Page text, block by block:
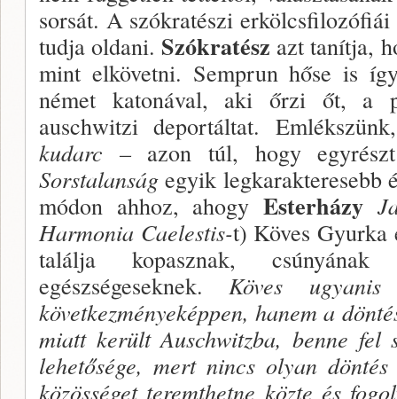
sorsát. A szókratészi
tudja oldani. Szókra­tész azt tanítja,
mint elkövetni. Semprun hőse is
német katonával, aki őrzi őt, a
auschwitzi deportál­tat.
kudarc –azon túl, hogy
Sorstalanságegyik legkarakteresebb
módon ahhoz, ahogyEs­terházy
Harmonia Caelestis-t) Köves Gyurka
találja ko­pasznak,
egészségeseknek.Köves
következmé­nyeképpen, hanem a
miatt került Ausch­witzba, benne fel
lehetősége, mert nincs olyan
kö­zösséget teremthetne közte és